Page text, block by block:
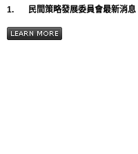
1. 民間策略發展委員會最新消息